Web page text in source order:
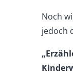
Noch
jedoch